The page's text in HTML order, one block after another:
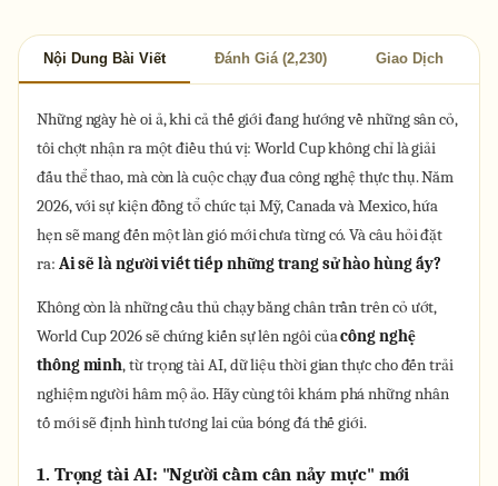
Nội Dung Bài Viết Đánh Giá (2,230) Giao Dịch
Những ngày hè oi ả, khi cả thế giới đang hướng về những sân cỏ,
tôi chợt nhận ra một điều thú vị: World Cup không chỉ là giải
đấu thể thao, mà còn là cuộc chạy đua công nghệ thực thụ. Năm
2026, với sự kiện đồng tổ chức tại Mỹ, Canada và Mexico, hứa
hẹn sẽ mang đến một làn gió mới chưa từng có. Và câu hỏi đặt
ra: Ai sẽ là người viết tiếp những trang sử hào hùng ấy?
Không còn là những cầu thủ chạy bằng chân trần trên cỏ ướt,
World Cup 2026 sẽ chứng kiến sự lên ngôi củacông nghệ
thông minh, từ trọng tài AI, dữ liệu thời gian thực cho đến trải
nghiệm người hâm mộ ảo. Hãy cùng tôi khám phá những nhân
tố mới sẽ định hình tương lai của bóng đá thế giới.
1. Trọng tài AI: "Người cầm cân nảy mực" mới